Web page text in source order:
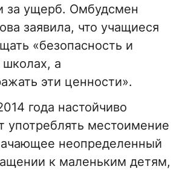
за ущерб. Омбудсмен
заявила, что учащиеся
«безопасность и
а
эти ценности».
года настойчиво
употреблять местоимение
неопределенный
к маленьким детям,